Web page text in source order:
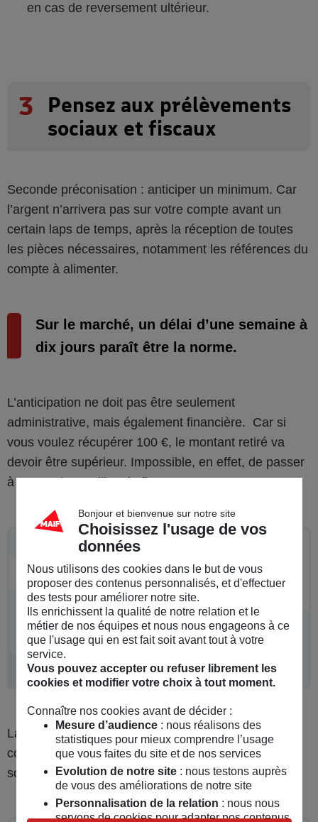
en cas de reversement ultérieur.
3
Pensez aux prélèvements
sociaux et fiscaux
Seconde préconisation : anticiper un minimum. Car
l’argent n’arrivera pas sur votre compte avant un
certain laps de temps, après la réception de toutes
les pièces nécessaires, notamment les références du
compte à alimenter.
Sur le marché, un délai d’une semaine à
dix jours paraît être la norme.
L’anticipation ne doit pas être seulement
administrative, mais également financière. Car si
vous voulez récupérer 100 €, le montant retiré va
devoir être supérieur. Impossible, en effet, de passer
à travers les mailles du fisc.
A savoir
Le montant retiré est en effet minoré du
paiement des prélèvements sociaux et, dans
certains cas, de l’impôt correspondant.
Impossible de faire les calculs seul, car il existe
une bonne dizaine de situations fiscales.
La solution ? Demander une simulation à son
conseiller pour savoir combien retirer vu le montant
souhaité.
Bonjour et bienvenue sur notre site
Choisissez l'usage de vos
données
Nous utilisons des cookies dans le but de vous
proposer des contenus personnalisés, et d'effectuer
des tests pour améliorer notre site.
Ils enrichissent la qualité de notre relation et le
métier de nos équipes et nous nous engageons à ce
que l'usage qui en est fait soit avant tout à votre
service.
Vous pouvez accepter ou refuser librement les
cookies et modifier votre choix à tout moment.
Connaître nos cookies avant de décider :
Mesure d’audience: nous réalisons des
statistiques pour mieux comprendre l’usage
que vous faites du site et de nos services
Evolution de notre site: nous testons auprès
de vous des améliorations de notre site
Personnalisation de la relation : nous nous
servons de cookies pour adapter nos contenus